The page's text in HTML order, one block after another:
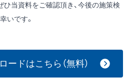
ひ当資料をご確認頂き、今後の施策検
いです。
ードはこちら（無料）